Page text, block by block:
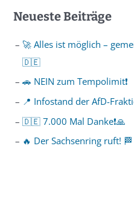
Neueste Beiträge
🚀 Alles ist möglich –
🇩🇪
🚗 NEIN zum Tempolimit❗️
📍 Infostand der AfD-
🇩🇪 7.000 Mal Danke❗️🙏
🔥 Der Sachsenring ruft! 🏁